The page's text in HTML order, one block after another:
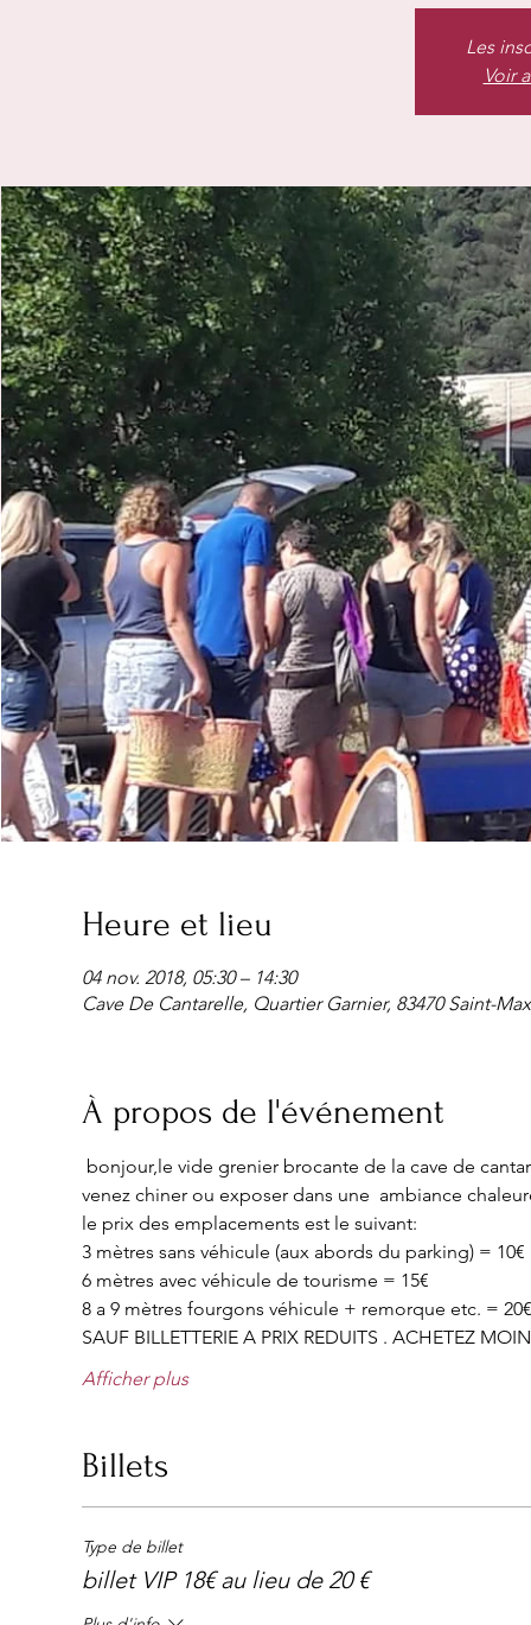
Les
Voir
Heure et lieu
04 nov. 2018, 05:30 – 14:30
Cave De Cantarelle, Quartier Garnier, 83470 Saint-
À propos de l'événement
venez chiner ou exposer dans une  ambiance
SAUF BILLETTERIE A PRIX REDUITS . ACHETEZ
Afficher plus
Billets
Type de billet
billet VIP 18€ au lieu de 20 €